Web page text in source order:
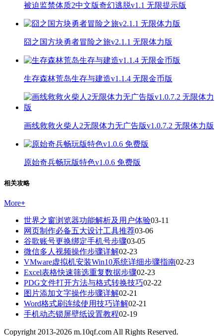
被迫监禁体质2中文版奇幻逃脱v1.1 无限提示版
囧之国方块勇者冒险之旅v2.1.1 无限体力版
生存森林荒岛生存与建造v1.1.4 无限金币版
画线救救火柴人2无限体力无广告版v1.0.7.2 无限体力版
原始奇兵畅玩版特色v1.0.6 免费版
相关攻略
More+
世界之窗浏览器功能解析及用户体验03-11
网页制作必备五大设计工具推荐03-06
谷歌账号更换绑定手机号步骤03-05
微信多人视频操作步骤详解02-23
VMware虚拟机安装Win10系统详细步骤指南02-23
Excel表格快速筛选重复数据步骤02-23
PDG文件打开方法与格式转换技巧02-22
图片添加文字操作步骤详解02-21
Word格式刷连续使用技巧详解02-21
手机动态锁屏壁纸设置教程02-19
Copyright 2013-2026 m.10qf.com All Rights Reserved.